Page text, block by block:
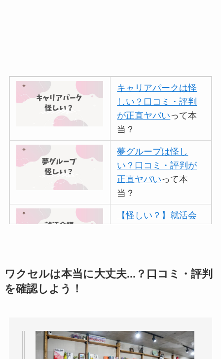
キャリアパークは怪
しい？口コミ・評判
が正直ヤバいって本
当？
夢グループは怪し
い？口コミ・評判が
正直ヤバいって本
当？
【怪しい？】就活会
アトムクリニックは
【怪しい？】帝国デ
ータバンクの口コ
ワクセルは本当に大丈夫...？口コミ・評判
を確認しよう！